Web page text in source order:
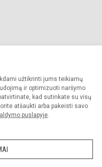
užtikrinti jums teikiamų
ir optimizuoti naršymo
kad sutinkate su visų
atšaukti arba pakeisti savo
puslapyje.
Visos teisės saugomos.
sutikimo griežtai draudžiama.
Slapukų politika